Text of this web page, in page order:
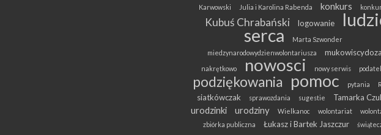
Karwowski
Julia i Karolina Rabenda konkurs
Kubuś Chrabański logowanie
serca
Marta Szwonder
miedzynarodowydzienwolontariusza
mukowiscydoza
nakrętkowo nowosci nowy serwis
podziękowania pomoc pytania
siatkówczak sprawozdania sugestie Tamarka
urodzinki urodziny Wielkanoc wolontariat
zbiórka publiczna
Łukasz i Bartek Jaszczur